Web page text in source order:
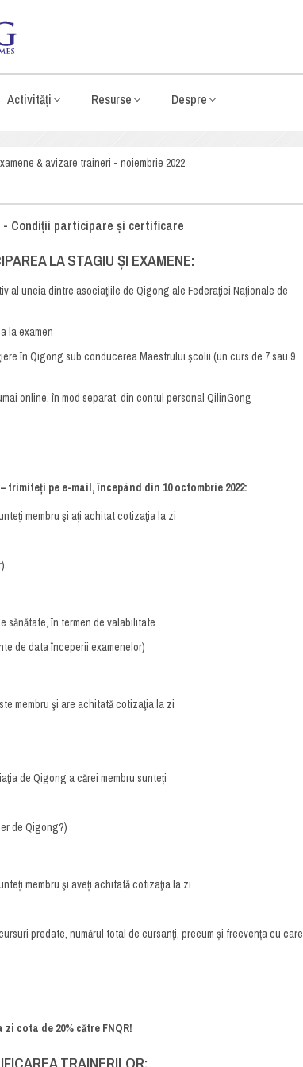
Activități Resurse Despre
& avizare traineri - noiembrie 2022
- Condiții participare și certificare
LA STAGIU ȘI EXAMENE:
al uneia dintre asociaţiile de Qigong ale Federaţiei Naţionale de
la examen
în Qigong sub conducerea Maestrului şcolii (un curs de 7 sau 9
online, în mod separat, din contul personal QilinGong
pe e-mail, începând din 10 octombrie 2022:
membru şi ați achitat cotizaţia la zi
sănătate, în termen de valabilitate
de data începerii examenelor)
membru şi are achitată cotizaţia la zi
de Qigong a cărei membru sunteți
de Qigong?)
membru şi aveți achitată cotizaţia la zi
predate, numărul total de cursanți, precum și frecvența cu care
cota de 20% către FNQR!